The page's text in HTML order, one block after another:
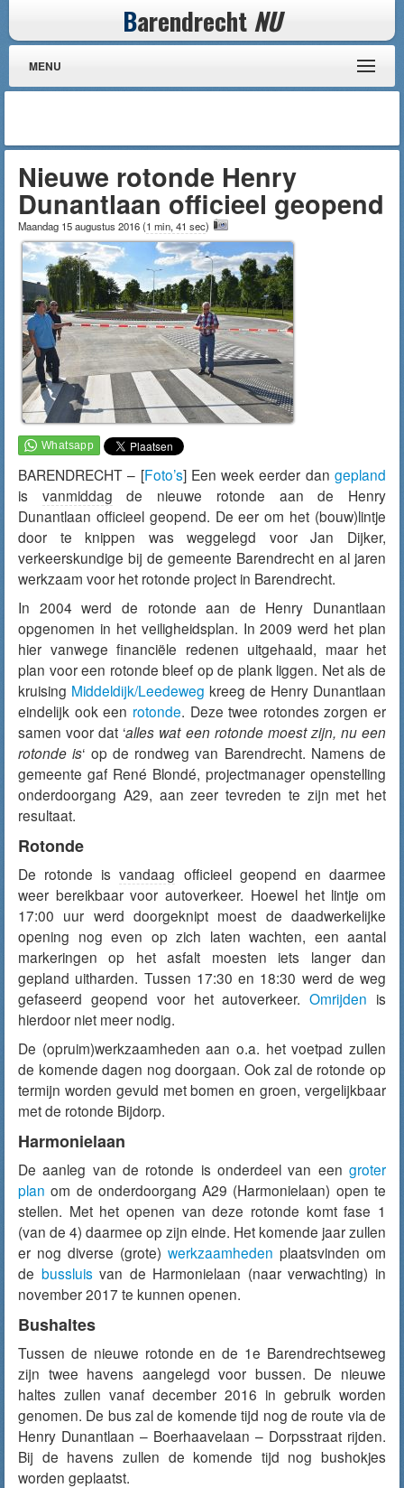
Barendrecht NU
MENU
Nieuwe rotonde Henry
Dunantlaan officieel geopend
Maandag 15 augustus 2016(1 min, 41 sec)
BARENDRECHT – [Foto’s] Een week eerder dangepland
is vanmiddag de nieuwe rotonde aan de Henry
Dunantlaan officieel geopend. De eer om het (bouw)lintje
door te knippen was weggelegd voor Jan Dijker,
verkeerskundige bij de gemeente Barendrecht en al jaren
werkzaam voor het rotonde project in Barendrecht.
In 2004 werd de rotonde aan de Henry Dunantlaan
opgenomen in het veiligheidsplan. In 2009 werd het plan
hier vanwege financiële redenen uitgehaald, maar het
plan voor een rotonde bleef op de plank liggen. Net als de
kruising Middeldijk/Leedeweg kreeg de Henry Dunantlaan
eindelijk ook een rotonde. Deze twee rotondes zorgen er
samen voor dat ‘alles wat een rotonde moest zijn, nu een
rotonde is‘ op de rondweg van Barendrecht. Namens de
gemeente gaf René Blondé, projectmanager openstelling
onderdoorgang A29, aan zeer tevreden te zijn met het
resultaat.
Rotonde
De rotonde isvandaag officieel geopend en daarmee
weer bereikbaar voor autoverkeer. Hoewel het lintje om
17:00 uur werd doorgeknipt moest de daadwerkelijke
opening nog even op zich laten wachten, een aantal
markeringen op het asfalt moesten iets langer dan
gepland uitharden. Tussen 17:30 en 18:30 werd de weg
gefaseerd geopend voor het autoverkeer.Omrijden is
hierdoor niet meer nodig.
De (opruim)werkzaamheden aan o.a. het voetpad zullen
de komende dagen nog doorgaan. Ook zal de rotonde op
termijn worden gevuld met bomen en groen, vergelijkbaar
met de rotonde Bijdorp.
Harmonielaan
De aanleg van de rotonde is onderdeel van een groter
plan om de onderdoorgang A29 (Harmonielaan) open te
stellen. Met het openen van deze rotonde komt fase 1
(van de 4) daarmee op zijn einde. Het komende jaar zullen
er nog diverse (grote) werkzaamheden plaatsvinden om
de bussluisvan de Harmonielaan (naar verwachting) in
november 2017 te kunnen openen.
Bushaltes
Tussen de nieuwe rotonde en de 1e Barendrechtseweg
zijn twee havens aangelegd voor bussen. De nieuwe
haltes zullen vanaf december 2016 in gebruik worden
genomen. De bus zal de komende tijd nog de route via de
Henry Dunantlaan – Boerhaavelaan – Dorpsstraat rijden.
Bij de havens zullen de komende tijd nog bushokjes
worden geplaatst.